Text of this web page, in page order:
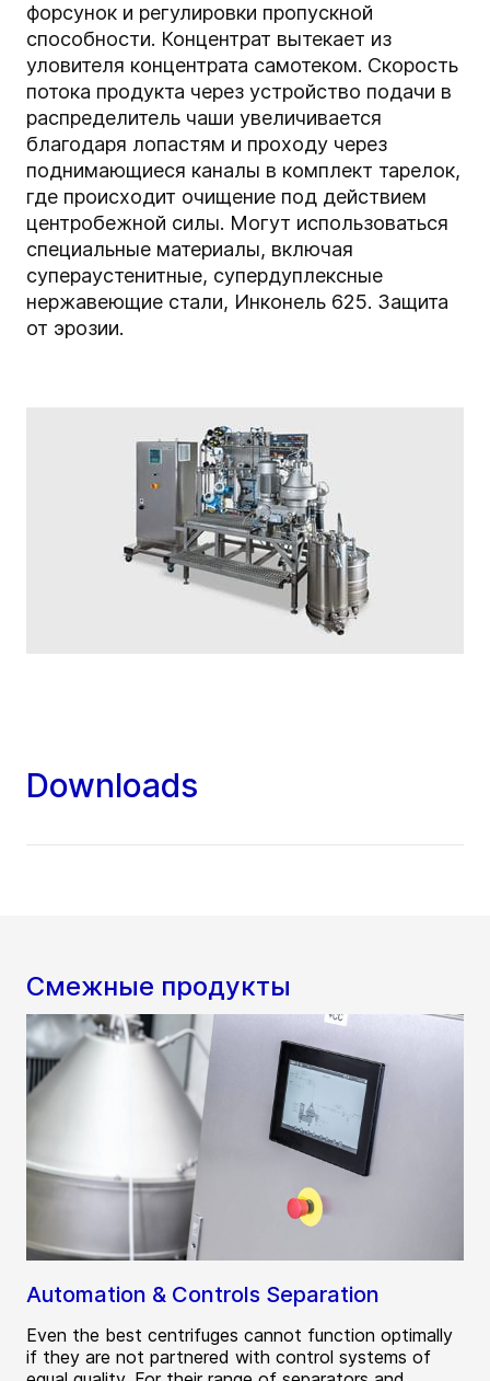
форсунок и регулировки пропускной
способности. Концентрат вытекает из
уловителя концентрата самотеком. Скорость
потока продукта через устройство подачи в
распределитель чаши увеличивается
благодаря лопастям и проходу через
поднимающиеся каналы в комплект тарелок,
где происходит очищение под действием
центробежной силы. Могут использоваться
специальные материалы, включая
супераустенитные, супердуплексные
нержавеющие стали, Инконель 625. Защита
от эрозии.
Downloads
Смежные продукты
Automation & Controls Separation
Even the best centrifuges cannot function optimally
if they are not partnered with control systems of